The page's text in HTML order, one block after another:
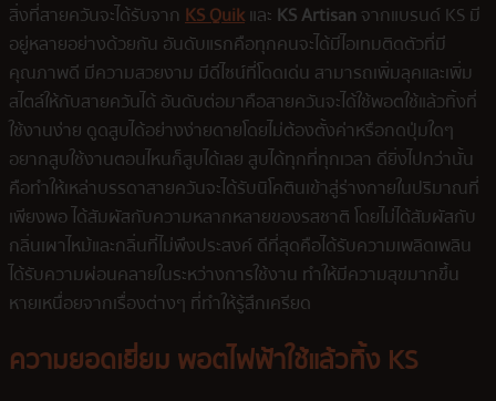
สิ่งที่สายควันจะได้รับจาก KS Quikและ KS Artisan จากแบรนด์ KS มี
อยู่หลายอย่างด้วยกัน อันดับแรกคือทุกคนจะได้มีไอเทมติดตัวที่มี
คุณภาพดี มีความสวยงาม มีดีไซน์ที่โดดเด่น สามารถเพิ่มลุคและเพิ่ม
สไตล์ให้กับสายควันได้ อันดับต่อมาคือสายควันจะได้ใช้พอตใช้แล้วทิ้งที่
ใช้งานง่าย ดูดสูบได้อย่างง่ายดายโดยไม่ต้องตั้งค่าหรือกดปุ่มใดๆ
อยากสูบใช้งานตอนไหนก็สูบได้เลย สูบได้ทุกที่ทุกเวลา ดียิ่งไปกว่านั้น
คือทำให้เหล่าบรรดาสายควันจะได้รับนิโคตินเข้าสู่ร่างกายในปริมาณที่
เพียงพอ ได้สัมผัสกับความหลากหลายของรสชาติ โดยไม่ได้สัมผัสกับ
กลิ่นเผาไหม้และกลิ่นที่ไม่พึงประสงค์ ดีที่สุดคือได้รับความเพลิดเพลิน
ได้รับความผ่อนคลายในระหว่างการใช้งาน ทำให้มีความสุขมากขึ้น
หายเหนื่อยจากเรื่องต่างๆ ที่ทำให้รู้สึกเครียด
ความยอดเยี่ยม พอตไฟฟ้าใช้แล้วทิ้ง KS